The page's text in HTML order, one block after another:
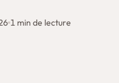
1 min de lecture